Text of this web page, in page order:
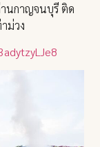
านกาญจนบุรี ติด
ม่วง